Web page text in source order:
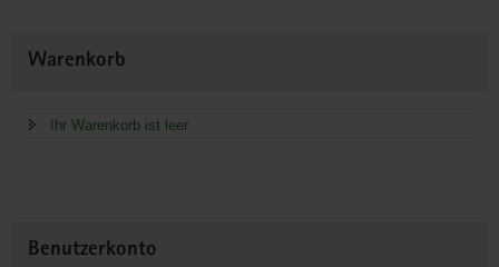
Information
Warenkorb
Ihr Warenkorb ist leer
Benutzerkonto